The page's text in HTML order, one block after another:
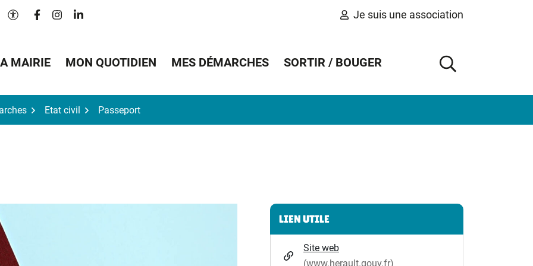
Paramètres d'accessibilité
Lien vers le compte Facebook
Lien vers le compte Instagram
Lien vers le compte Linkedin Je suis une association
MAIRIE MON QUOTIDIEN MES DÉMARCHES SORTIR / BOUGER
AFFICHER
Etat civil Passeport
Informations complémentaires
LIEN UTILE
Site web
(www.herault.gouv.fr)